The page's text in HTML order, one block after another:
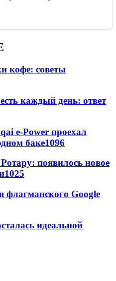
кофе: советы
каждый день: ответ
e-Power проехал
баке1096
появилось новое
1025
флагманского Google
идеальной